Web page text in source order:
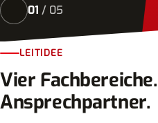
01 / 05
LEITIDEE
Vier
Ansprechpartner.